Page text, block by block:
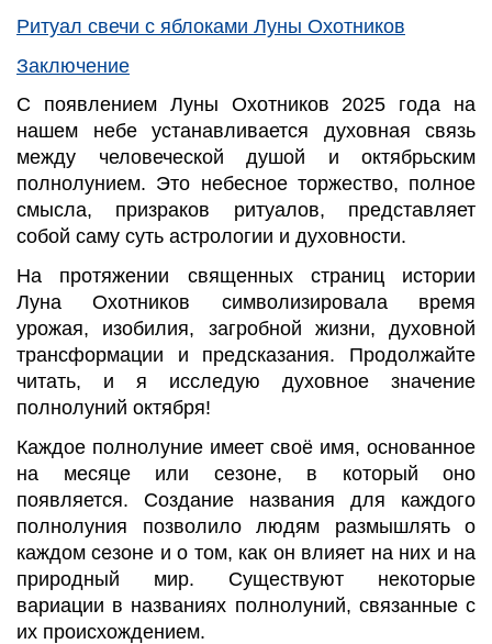
Ритуал свечи с яблоками Луны Охотников
Заключение
С появлением Луны Охотников 2025 года на
нашем небе устанавливается духовная связь
между человеческой душой и октябрьским
полнолунием. Это небесное торжество, полное
смысла, призраков ритуалов, представляет
собой саму суть астрологии и духовности.
На протяжении священных страниц истории
Луна Охотников символизировала время
урожая, изобилия, загробной жизни, духовной
трансформации и предсказания. Продолжайте
читать, и я исследую духовное значение
полнолуний октября!
Каждое полнолуние имеет своё имя, основанное
на месяце или сезоне, в который оно
появляется. Создание названия для каждого
полнолуния позволило людям размышлять о
каждом сезоне и о том, как он влияет на них и на
природный мир. Существуют некоторые
вариации в названиях полнолуний, связанные с
их происхождением.